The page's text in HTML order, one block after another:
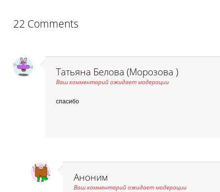
22 Comments
Татьяна Белова (Морозова )
Ваш комментарий ожидает модерации
спасибо
Аноним
Ваш комментарий ожидает модерации